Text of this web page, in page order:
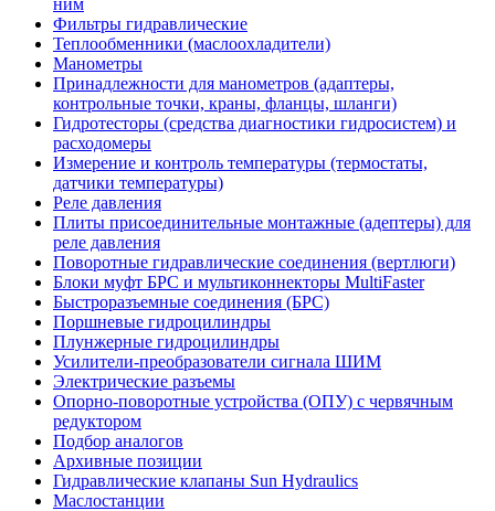
Фильтры гидравлические
Теплообменники (маслоохладители)
Манометры
Принадлежности для манометров (адаптеры,
контрольные точки, краны, фланцы, шланги)
Гидротесторы (средства диагностики гидросистем) и
расходомеры
Измерение и контроль температуры (термостаты,
датчики температуры)
Реле давления
Плиты присоединительные монтажные (адептеры) для
реле давления
Поворотные гидравлические соединения (вертлюги)
Блоки муфт БРС и мультиконнекторы MultiFaster
Быстроразъемные соединения (БРС)
Поршневые гидроцилиндры
Плунжерные гидроцилиндры
Усилители-преобразователи сигнала ШИМ
Электрические разъемы
Опорно-поворотные устройства (ОПУ) с червячным
редуктором
Подбор аналогов
Архивные позиции
Гидравлические клапаны Sun Hydraulics
Маслостанции